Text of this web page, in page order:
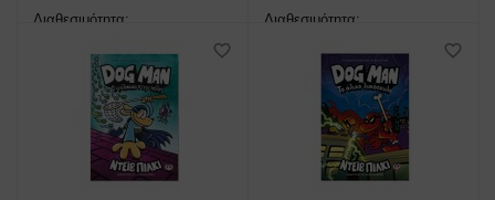
Διαθεσιμότητα:
Διαθεσιμότητα: